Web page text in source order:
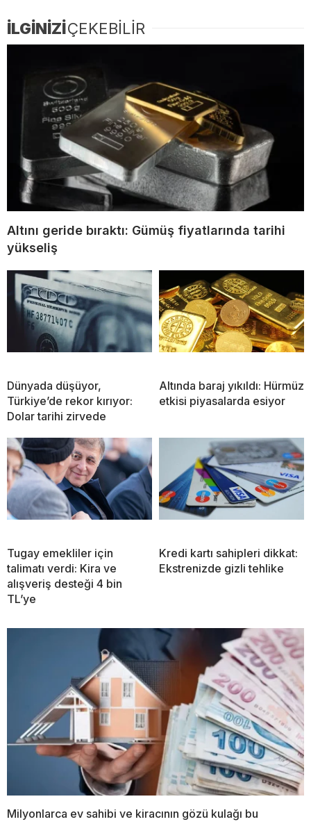
İLGİNİZİÇEKEBİLİR
Altını geride bıraktı: Gümüş fiyatlarında tarihi
yükseliş
Dünyada düşüyor,
Türkiye’de rekor kırıyor:
Dolar tarihi zirvede
Altında baraj yıkıldı: Hürmüz
etkisi piyasalarda esiyor
Tugay emekliler için
talimatı verdi: Kira ve
alışveriş desteği 4 bin
TL’ye
Kredi kartı sahipleri dikkat:
Ekstrenizde gizli tehlike
Milyonlarca ev sahibi ve kiracının gözü kulağı bu